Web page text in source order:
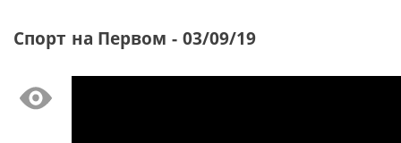
Спорт на Первом - 03/09/19